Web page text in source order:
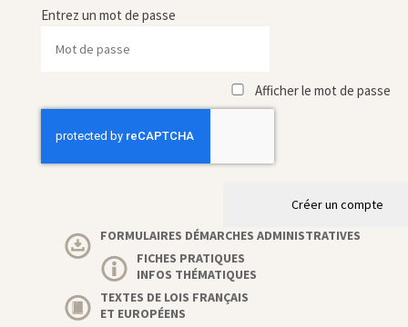
Entrez un mot de passe
Afficher le mot de passe
Créer un compte
FORMULAIRES DÉMARCHES ADMINISTRATIVES
FICHES PRATIQUES
INFOS THÉMATIQUES
TEXTES DE LOIS FRANÇAIS
ET EUROPÉENS